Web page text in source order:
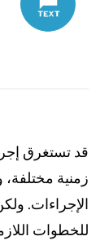
قد تستغرق
زمنية
الإجراءات.
للخطوات